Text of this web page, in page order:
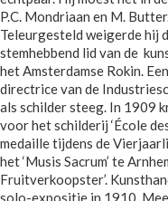
P.C. Mondriaan en M.
Teleurgesteld weigerde hij
stemhebbend lid van de
het Amsterdamse Rokin.
directrice van de
als schilder steeg. In 1909
voor het schilderij ‘École
medaille tijdens de
het ‘Musis Sacrum’ te
Fruitverkoopster’.
solo-expositie in 1910.